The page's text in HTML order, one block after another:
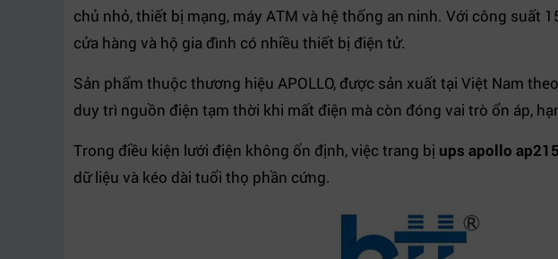
chủ nhỏ, thiết bị mạng, máy ATM và hệ thống an ninh. Với công suất
cửa hàng và hộ gia đình có nhiều thiết bị điện tử.
Sản phẩm thuộc thương hiệu APOLLO, được sản xuất tại Việt Nam
duy trì nguồn điện tạm thời khi mất điện mà còn đóng vai trò ổn áp,
Trong điều kiện lưới điện không ổn định, việc trang bị ups apollo
dữ liệu và kéo dài tuổi thọ phần cứng.